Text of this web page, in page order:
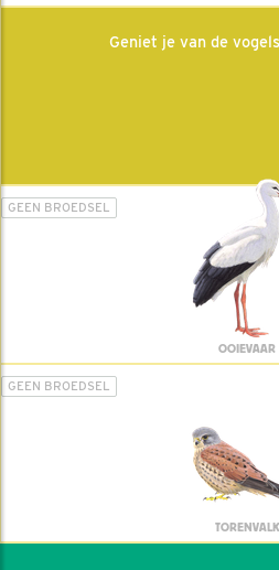
Geniet je van de
GEEN BROEDSEL
OOIEVAAR
GEEN BROEDSEL
TORENVALK